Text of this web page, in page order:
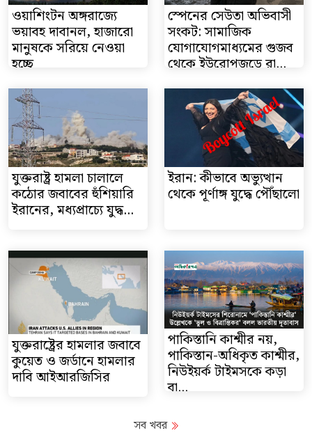
ওয়াশিংটন অঙ্গরাজ্যে
ভয়াবহ দাবানল, হাজারো
মানুষকে সরিয়ে নেওয়া
হচ্ছে
স্পেনের সেউতা অভিবাসী
সংকট: সামাজিক
যোগাযোগমাধ্যমের গুজব
থেকে ইউরোপজুড়ে রা...
যুক্তরাষ্ট্র হামলা চালালে
কঠোর জবাবের হুঁশিয়ারি
ইরানের, মধ্যপ্রাচ্যে যুদ্ধ...
ইরান: কীভাবে অভ্যুত্থান
থেকে পূর্ণাঙ্গ যুদ্ধে পৌঁছালো
যুক্তরাষ্ট্রের হামলার জবাবে
কুয়েত ও জর্ডানে হামলার
দাবি আইআরজিসির
পাকিস্তানি কাশ্মীর নয়,
পাকিস্তান-অধিকৃত কাশ্মীর,
নিউইয়র্ক টাইমসকে কড়া
বা...
সব খবর